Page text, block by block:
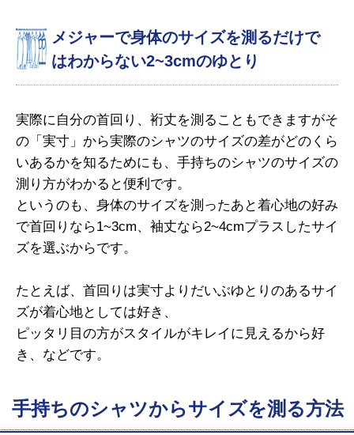
メジャーで身体のサイズを測るだけで
はわからない2~3cmのゆとり
実際に自分の首回り、裄丈を測ることもできますがそ
の「実寸」から実際のシャツのサイズの差がどのくら
いあるかを知るためにも、手持ちのシャツのサイズの
測り方がわかると便利です。
というのも、身体のサイズを測ったあと着心地の好み
で首回りなら1~3cm、袖丈なら2~4cmプラスしたサイ
ズを選ぶからです。
たとえば、首回りは実寸よりだいぶゆとりのあるサイ
ズが着心地としては好き、
ピッタリ目の方がスタイルがキレイに見えるから好
き、などです。
手持ちのシャツからサイズを測る方法